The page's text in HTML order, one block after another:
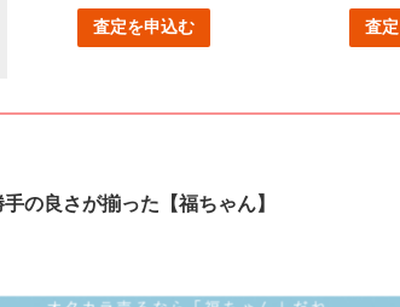
査定を申込む 査
の良さが揃った【福ちゃん】